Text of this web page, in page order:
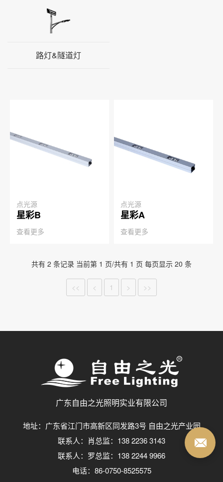
路灯&隧道灯
点光源
星彩B
查看更多
点光源
星彩A
查看更多
共有 2 条记录 当前第 1 页/共有 1 页 每页显示 20 条
<< < 1 > >>
广东自由之光照明实业有限公司
地址：广东省江门市高新区同发路3号 自由之光产业园
联系人：肖总监：138 2236 3143
联系人：罗总监：138 2244 9966
电话：86-0750-8525575